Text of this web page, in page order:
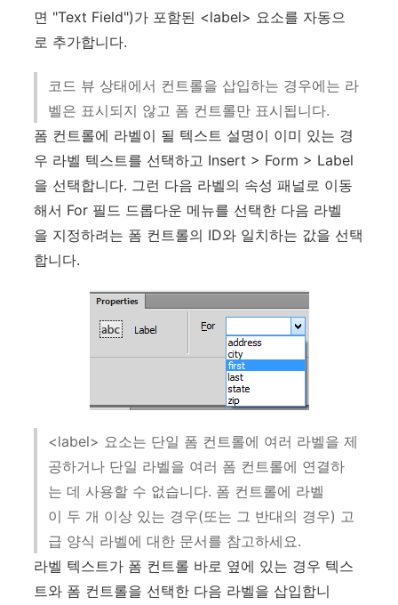
면 "Text Field")가 포함된 <label> 요소를 자동으
로 추가합니다.
코드 뷰 상태에서 컨트롤을 삽입하는 경우에는 라
벨은 표시되지 않고 폼 컨트롤만 표시됩니다.
폼 컨트롤에 라벨이 될 텍스트 설명이 이미 있는 경
우 라벨 텍스트를 선택하고 Insert > Form > Label
을 선택합니다. 그런 다음 라벨의 속성 패널로 이동
해서 For 필드 드롭다운 메뉴를 선택한 다음 라벨
을 지정하려는 폼 컨트롤의 ID와 일치하는 값을 선택
합니다.
<label> 요소는 단일 폼 컨트롤에 여러 라벨을 제
공하거나 단일 라벨을 여러 폼 컨트롤에 연결하
는 데 사용할 수 없습니다. 폼 컨트롤에 라벨
이 두 개 이상 있는 경우(또는 그 반대의 경우) 고
급 양식 라벨에 대한 문서를 참고하세요.
라벨 텍스트가 폼 컨트롤 바로 옆에 있는 경우 텍스
트와 폼 컨트롤을 선택한 다음 라벨을 삽입합니